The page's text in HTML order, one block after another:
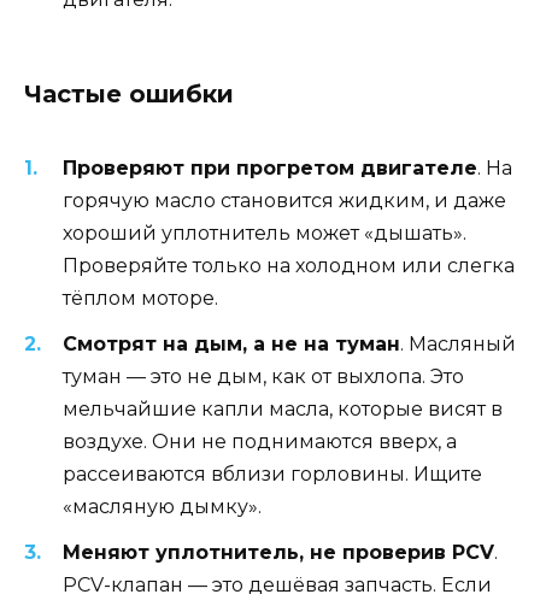
Частые ошибки
Проверяют при прогретом двигателе. На
горячую масло становится жидким, и даже
хороший уплотнитель может «дышать».
Проверяйте только на холодном или слегка
тёплом моторе.
Смотрят на дым, а не на туман. Масляный
туман — это не дым, как от выхлопа. Это
мельчайшие капли масла, которые висят в
воздухе. Они не поднимаются вверх, а
рассеиваются вблизи горловины. Ищите
«масляную дымку».
Меняют уплотнитель, не проверив PCV.
PCV-клапан — это дешёвая запчасть. Если